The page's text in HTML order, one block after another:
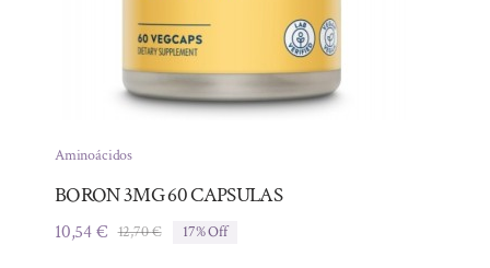
Aminoácidos
BORON 3MG 60 CAPSULAS
12,70€El
10,54€
El
17% Off